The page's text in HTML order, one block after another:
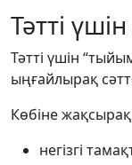
Тәтті
Тәтті үшін
ыңғайлырақ
Көбіне
негізгі